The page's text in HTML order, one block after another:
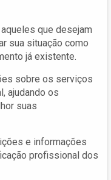
que desejam
sua situação como
já existente.
sobre os serviços
ajudando os
suas
e informações
profissional dos